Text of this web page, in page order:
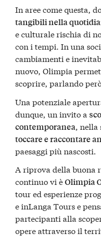
In aree come questa,
tangibili nella
e culturale rischia di
con i tempi. In una
cambiamenti e
nuovo, Olimpia
scoprire, parlando
Una potenziale
dunque, un invito a
contemporanea, nella
toccare e raccontare
paesaggi più nascosti.
A riprova della buona
continuo vi èOlimpia
tour ed esperienze
e inLanga Tours e
partecipanti alla
opere attraverso il